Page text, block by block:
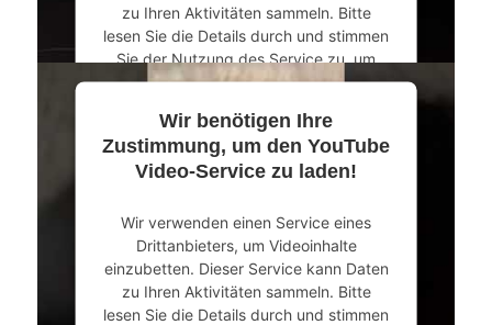
zu Ihren Aktivitäten sammeln. Bitte
lesen Sie die Details durch und stimmen
Sie der Nutzung des Service zu, um
dieses Video anzusehen.
Mehr Informationen
powered byUsercentrics Consent
Management Platform&eRecht24
Wir benötigen Ihre
Zustimmung, um den YouTube
Video-Service zu laden!
Wir verwenden einen Service eines
Drittanbieters, um Videoinhalte
einzubetten. Dieser Service kann Daten
zu Ihren Aktivitäten sammeln. Bitte
lesen Sie die Details durch und stimmen